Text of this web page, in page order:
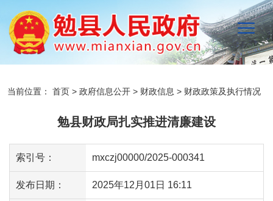
当前位置： 首页 > 政府信息公开 > 财政信息 > 财政政策及执行情况
勉县财政局扎实推进清廉建设
索引号： mxczj00000/2025-000341
发布日期： 2025年12月01日 16:11